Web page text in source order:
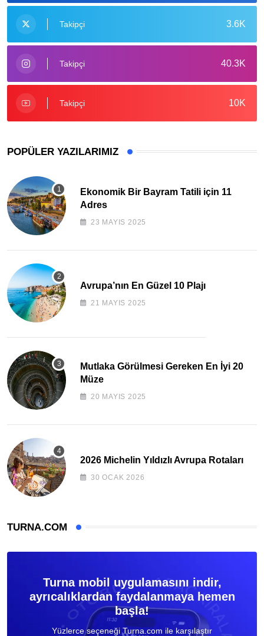
3.6K
Takipçi
40.3K
Takipçi
10K
Takipçi
POPÜLER YAZILARIMIZ
Ekonomik Bir Bayram Tatili için 11
Adres
23 MAYIS 2025
Avrupa’nın En Güzel 10 Plajı
21 MAYIS 2025
Mutlaka Görülmesi Gereken En İyi 20
Müze
20 MAYIS 2025
2026 Michelin Yıldızlı Avrupa Rotaları
30 OCAK 2026
TURNA.COM
Turna mobil uygulamasını indir,
ayrıcalıklardan faydalanmaya hemen
başla!
Yüzlerce seçeneği Turna.com ile karşılaştır